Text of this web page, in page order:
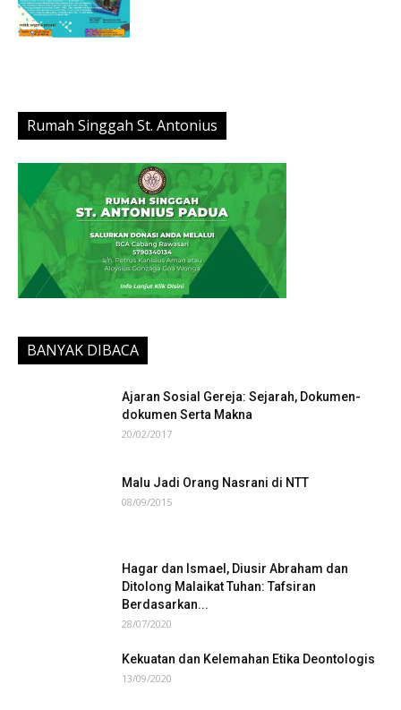
Rumah Singgah St. Antonius
BANYAK DIBACA
Ajaran Sosial Gereja: Sejarah, Dokumen-
dokumen Serta Makna
20/02/2017
Malu Jadi Orang Nasrani di NTT
08/09/2015
Hagar dan Ismael, Diusir Abraham dan
Ditolong Malaikat Tuhan: Tafsiran
Berdasarkan...
28/07/2020
Kekuatan dan Kelemahan Etika Deontologis
13/09/2020